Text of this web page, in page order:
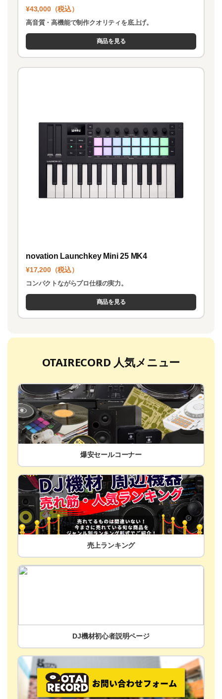
¥43,000（税込）
高音質・高機能で制作クオリティを底上げ。
商品を見る
novation Launchkey Mini 25 MK4
¥17,200（税込）
コンパクトながらプロ仕様の実力。
商品を見る
OTAIRECORD 人気メニュー
爆安セールコーナー
売上ランキング
DJ機材初心者説明ページ